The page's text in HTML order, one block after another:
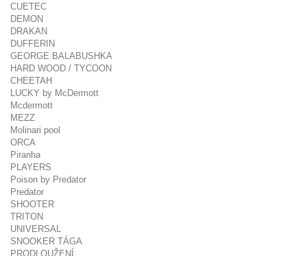
CUETEC
DEMON
DRAKAN
DUFFERIN
GEORGE BALABUSHKA
HARD WOOD / TYCOON
CHEETAH
LUCKY by McDermott
Mcdermott
MEZZ
Molinari pool
ORCA
Piranha
PLAYERS
Poison by Predator
Predator
SHOOTER
TRITON
UNIVERSAL
SNOOKER TÁGA
PRODLOUŽENÍ